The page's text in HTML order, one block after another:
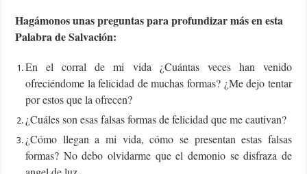
Hagámonos unas preguntas para profundizar más en esta
Palabra de Salvación:
En el corral de mi vida ¿Cuántas veces han venido
ofreciéndome la felicidad de muchas formas? ¿Me dejo tentar
por estos que la ofrecen?
¿Cuáles son esas falsas formas de felicidad que me cautivan?
¿Cómo llegan a mi vida, cómo se presentan estas falsas
formas? No debo olvidarme que el demonio se disfraza de